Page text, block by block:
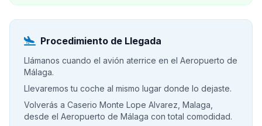
Procedimiento de Llegada
Llámanos cuando el avión aterrice en el Aeropuerto de
Málaga.
Llevaremos tu coche al mismo lugar donde lo dejaste.
Volverás a Caserio Monte Lope Alvarez, Malaga,
desde el Aeropuerto de Málaga con total comodidad.